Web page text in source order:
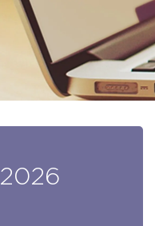
2026